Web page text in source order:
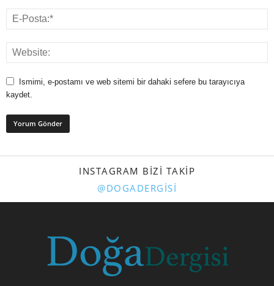
Ismimi, e-postamı ve web sitemi bir dahaki sefere bu tarayıcıya
kaydet.
INSTAGRAM BIZI TAKIP
@DOGADERGISI